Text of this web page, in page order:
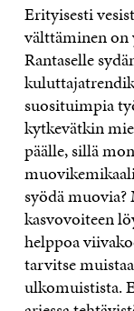
Erityisesti
välttäminen on
Rantaselle
suosituimpia
kytkevätkin
päälle, sillä
syödä
kasvovoiteen
helppoa
tarvitse
ulkomuistista.